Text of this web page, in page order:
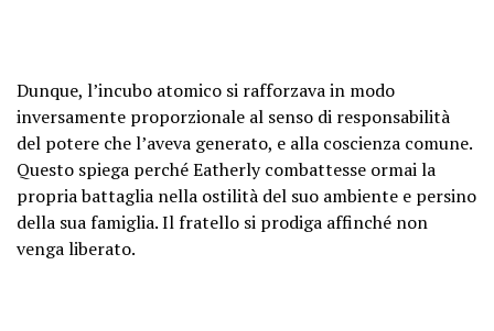
Dunque, l’incubo atomico si rafforzava in modo
inversamente proporzionale al senso di responsabilità
del potere che l’aveva generato, e alla coscienza comune.
Questo spiega perché Eatherly combattesse ormai la
propria battaglia nella ostilità del suo ambiente e persino
della sua famiglia. Il fratello si prodiga affinché non
venga liberato.